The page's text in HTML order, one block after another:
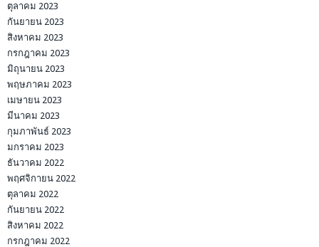
ตุลาคม 2023
กันยายน 2023
สิงหาคม 2023
กรกฎาคม 2023
มิถุนายน 2023
พฤษภาคม 2023
เมษายน 2023
มีนาคม 2023
กุมภาพันธ์ 2023
มกราคม 2023
ธันวาคม 2022
พฤศจิกายน 2022
ตุลาคม 2022
กันยายน 2022
สิงหาคม 2022
กรกฎาคม 2022